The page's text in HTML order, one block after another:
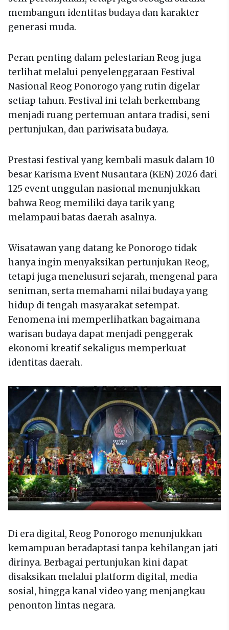
membangun identitas budaya dan karakter
generasi muda.
Peran penting dalam pelestarian Reog juga
terlihat melalui penyelenggaraan Festival
Nasional Reog Ponorogo yang rutin digelar
setiap tahun. Festival ini telah berkembang
menjadi ruang pertemuan antara tradisi, seni
pertunjukan, dan pariwisata budaya.
Prestasi festival yang kembali masuk dalam 10
besar Karisma Event Nusantara (KEN) 2026 dari
125 event unggulan nasional menunjukkan
bahwa Reog memiliki daya tarik yang
melampaui batas daerah asalnya.
Wisatawan yang datang ke Ponorogo tidak
hanya ingin menyaksikan pertunjukan Reog,
tetapi juga menelusuri sejarah, mengenal para
seniman, serta memahami nilai budaya yang
hidup di tengah masyarakat setempat.
Fenomena ini memperlihatkan bagaimana
warisan budaya dapat menjadi penggerak
ekonomi kreatif sekaligus memperkuat
identitas daerah.
Di era digital, Reog Ponorogo menunjukkan
kemampuan beradaptasi tanpa kehilangan jati
dirinya. Berbagai pertunjukan kini dapat
disaksikan melalui platform digital, media
sosial, hingga kanal video yang menjangkau
penonton lintas negara.